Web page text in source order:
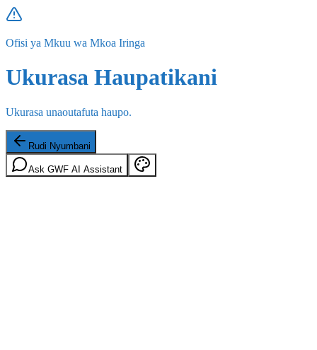
Ofisi ya Mkuu wa Mkoa Iringa
Ukurasa Haupatikani
Ukurasa unaoutafuta haupo.
Rudi Nyumbani
Ask GWF AI Assistant